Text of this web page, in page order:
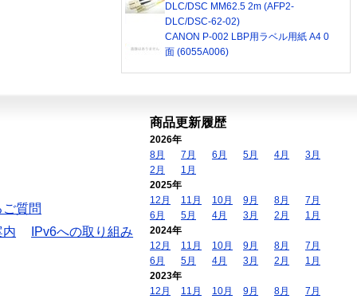
DLC/DSC MM62.5 2m (AFP2-
DLC/DSC-62-02)
CANON P-002 LBP用ラベル用紙 A4 0
面 (6055A006)
ご質問
内
IPv6への取り組み
商品更新履歴
2026年
8月
7月 6月 5月 4月
3月
2月
1月
2025年
12月
11月 10月 9月 8月
7月
6月
5月 4月 3月 2月
1月
2024年
12月
11月 10月 9月 8月
7月
6月
5月 4月 3月 2月
1月
2023年
12月
11月 10月 9月 8月
7月